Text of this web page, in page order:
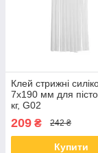
Клей стрижні
7x190 мм для
кг, G02
209 ₴ 242 ₴
Купити